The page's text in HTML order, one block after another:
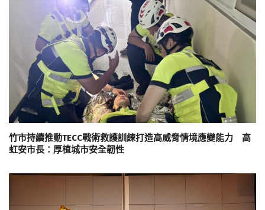
竹市持續推動TECC戰術救護訓練打造高威脅情境應變能力 高
虹安市長：厚植城市安全韌性